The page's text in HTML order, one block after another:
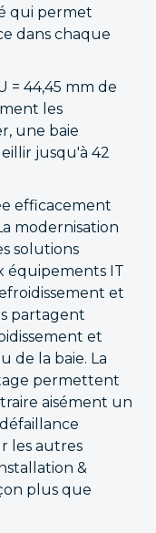
qui permet
dans chaque
= 44,45 mm de
les
une baie
jusqu'à 42
efficacement
modernisation
solutions
équipements IT
et
partagent
et
de la baie. La
permettent
aisément un
les autres
&
plus que